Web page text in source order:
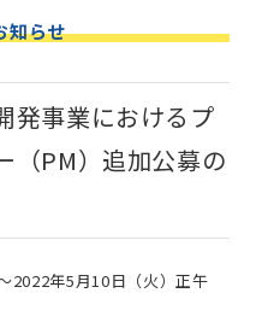
知らせ
発事業におけるプ
（PM）追加公募の
2022年5月10日（火）正午